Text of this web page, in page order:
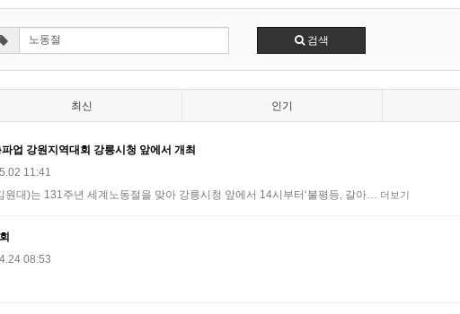
검색
최신 인기
업 강원지역대회 강릉시청 앞에서 개최
11:41
원대)는 131주년 세계노동절을 맞아 강릉시청 앞에서 14시부터‘불평등, 갈아… 더보기
08:53